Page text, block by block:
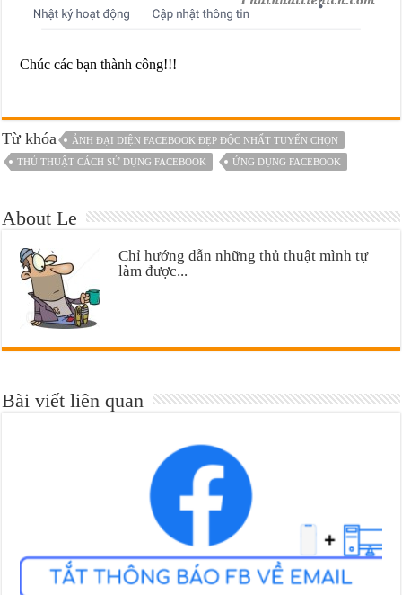
Chúc các bạn thành công!!!
Từ khóa
ẢNH ĐẠI DIỆN FACEBOOK ĐẸP ĐỘC NHẤT TUYỂN CHỌN
THỦ THUẬT CÁCH SỬ DỤNG FACEBOOK
ỨNG DỤNG FACEBOOK
About Le
Chỉ hướng dẫn những thủ thuật mình tự
làm được...
Bài viết liên quan